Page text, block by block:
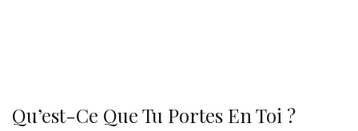
Qu’est-Ce Que Tu Portes En Toi ?